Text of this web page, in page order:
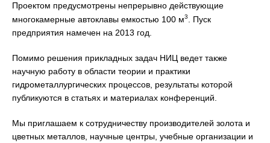
Проектом предусмотрены непрерывно действующие
многокамерные автоклавы емкостью 100 м3
. Пуск
предприятия намечен на 2013 год.
Помимо решения прикладных задач НИЦ ведет также
научную работу в области теории и практики
гидрометаллургических процессов, результаты которой
публикуются в статьях и материалах конференций.
Мы приглашаем к сотрудничеству производителей золота и
цветных металлов, научные центры, учебные организации и